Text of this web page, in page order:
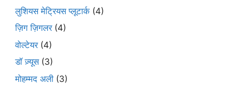
लुशियस मेट्रियस प्लूटार्क (4)
ज़िग ज़िगलर(4)
वोल्टेयर(4)
डॉ ज़्यूस(3)
मोहम्मद अली (3)